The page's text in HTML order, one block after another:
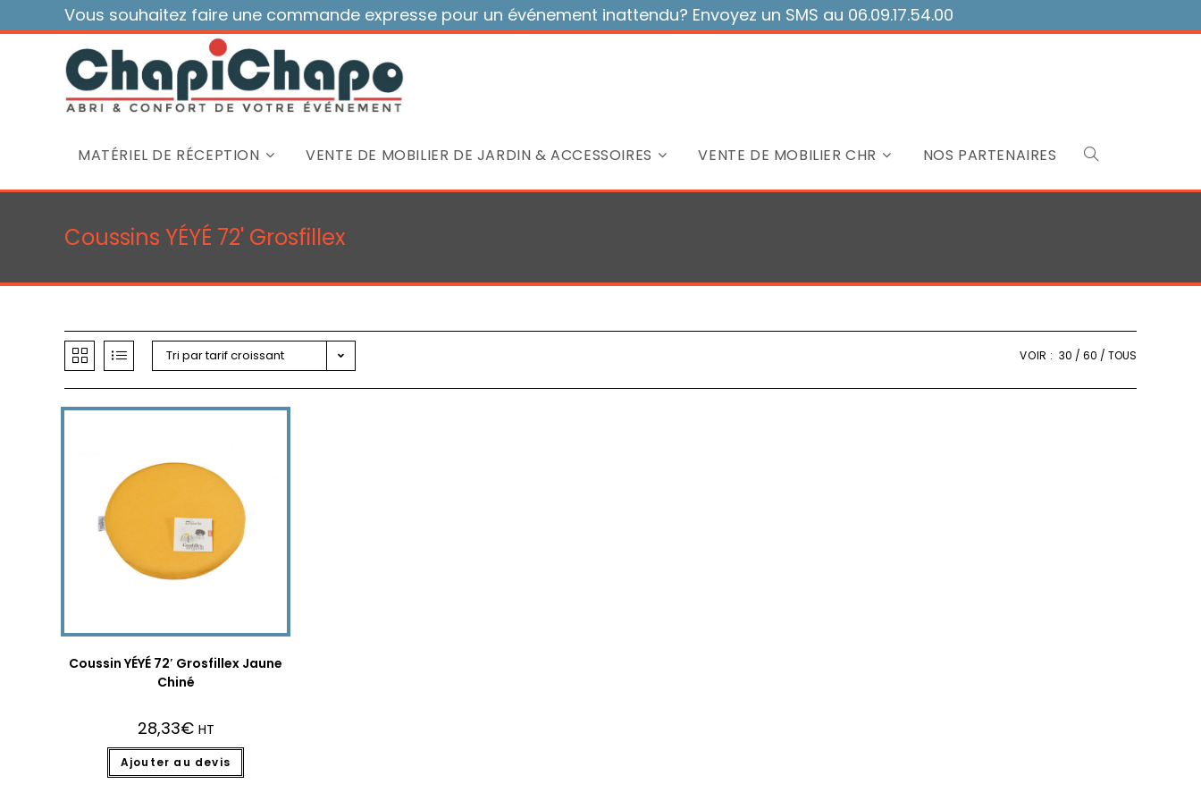
to
Vous souhaitez faire une commande expresse pour un événement inattendu? Envoyez un SMS au 06.09.17.54.00
MATÉRIEL DE RÉCEPTION VENTE DE MOBILIER DE JARDIN & ACCESSOIRES VENTE DE MOBILIER CHR NOS PARTENAIRES Toggle
search
Coussins YÉYÉ 72' Grosfillex
Tri par tarif croissant VOIR : 30 60 TOUS
Coussin YÉYÉ 72′ Grosfillex Jaune
Chiné
28,33€ HT
Ajouter au devis